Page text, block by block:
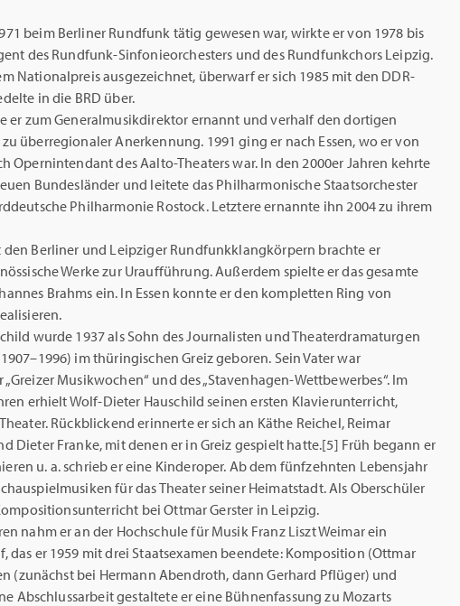
beim Berliner Rundfunk tätig gewesen war, wirkte er von 1978 bis
des Rundfunk-Sinfonieorchesters und des Rundfunkchors Leipzig.
Nationalpreis ausgezeichnet, überwarf er sich 1985 mit den DDR-
in die BRD über.
er zum Generalmusikdirektor ernannt und verhalf den dortigen
überregionaler Anerkennung. 1991 ging er nach Essen, wo er von
Opernintendant des Aalto-Theaters war. In den 2000er Jahren kehrte
Bundesländer und leitete das Philharmonische Staatsorchester
Philharmonie Rostock. Letztere ernannte ihn 2004 zu ihrem
den Berliner und Leipziger Rundfunkklangkörpern brachte er
Werke zur Uraufführung. Außerdem spielte er das gesamte
Brahms ein. In Essen konnte er den kompletten Ring von
wurde 1937 als Sohn des Journalisten und Theaterdramaturgen
im thüringischen Greiz geboren. Sein Vater war
Musikwochen“ und des „Stavenhagen-Wettbewerbes“. Im
erhielt Wolf-Dieter Hauschild seinen ersten Klavierunterricht,
Rückblickend erinnerte er sich an Käthe Reichel, Reimar
Dieter Franke, mit denen er in Greiz gespielt hatte.[5] Früh begann er
u. a. schrieb er eine Kinderoper. Ab dem fünfzehnten Lebensjahr
für das Theater seiner Heimatstadt. Als Oberschüler
bei Ottmar Gerster in Leipzig.
nahm er an der Hochschule für Musik Franz Liszt Weimar ein
das er 1959 mit drei Staatsexamen beendete: Komposition (Ottmar
(zunächst bei Hermann Abendroth, dann Gerhard Pflüger) und
Abschlussarbeit gestaltete er eine Bühnenfassung zu Mozarts